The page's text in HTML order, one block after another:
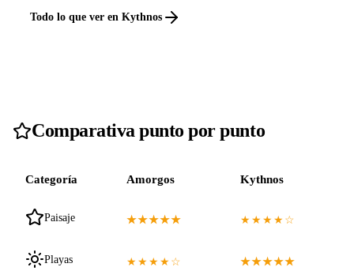
Todo lo que ver en Kythnos
Comparativa punto por punto
Categoría Amorgos Kythnos
Paisaje ★★★★★ ★★★★☆
Playas ★★★★☆ ★★★★★